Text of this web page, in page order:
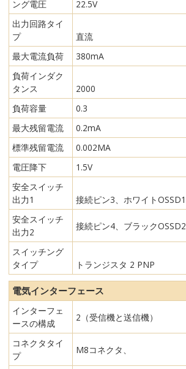
ング電圧
22.5V
出力回路タイ
プ
直流
最大電流負荷
380mA
負荷インダク
タンス
2000
負荷容量
0.3
最大残留電流
0.2mA
標準残留電流
0.002MA
電圧降下
1.5V
安全スイッチ
出力1
接続ピン3、ホワイトOSSD1
安全スイッチ
出力2
接続ピン4、ブラックOSSD2
スイッチング
タイプ
トランジスタ 2 PNP
電気インターフェース
インターフェ
ースの構成
2（受信機と送信機）
コネクタタイ
プ
M8コネクタ、